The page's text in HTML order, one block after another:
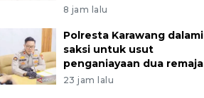
8 jam lalu
Polresta Karawang dalami
saksi untuk usut
penganiayaan dua remaja
23 jam lalu